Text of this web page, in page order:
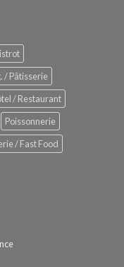
/ Pâtisserie
/ Restaurant
Poissonnerie
/ Fast Food